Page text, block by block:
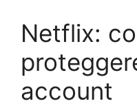
Netflix:
account